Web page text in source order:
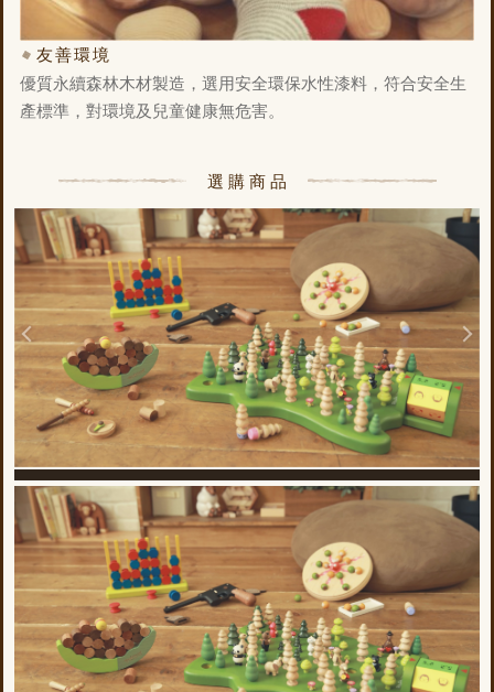
友善環境
優質永續森林木材製造，選用安全環保水性漆料，符合安全生
產標準，對環境及兒童健康無危害。
選購商品